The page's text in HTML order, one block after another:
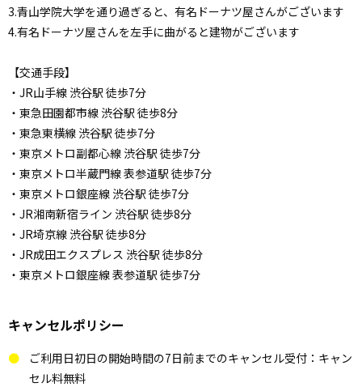
3.青山学院大学を通り過ぎると、有名ドーナツ屋さんがございます
4.有名ドーナツ屋さんを左手に曲がると建物がございます
【交通手段】
・JR山手線 渋谷駅 徒歩7分
・東急田園都市線 渋谷駅 徒歩8分
・東急東横線 渋谷駅 徒歩7分
・東京メトロ副都心線 渋谷駅 徒歩7分
・東京メトロ半蔵門線 表参道駅 徒歩7分
・東京メトロ銀座線 渋谷駅 徒歩7分
・JR湘南新宿ライン 渋谷駅 徒歩8分
・JR埼京線 渋谷駅 徒歩8分
・JR成田エクスプレス 渋谷駅 徒歩8分
・東京メトロ銀座線 表参道駅 徒歩7分
キャンセルポリシー
ご利用日初日の開始時間の7日前までのキャンセル受付：キャン
セル料無料